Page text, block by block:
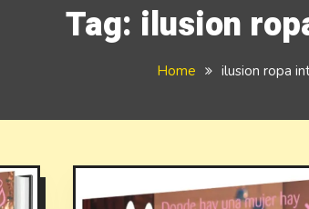
Tag: ilusion
Home ilusion ropa